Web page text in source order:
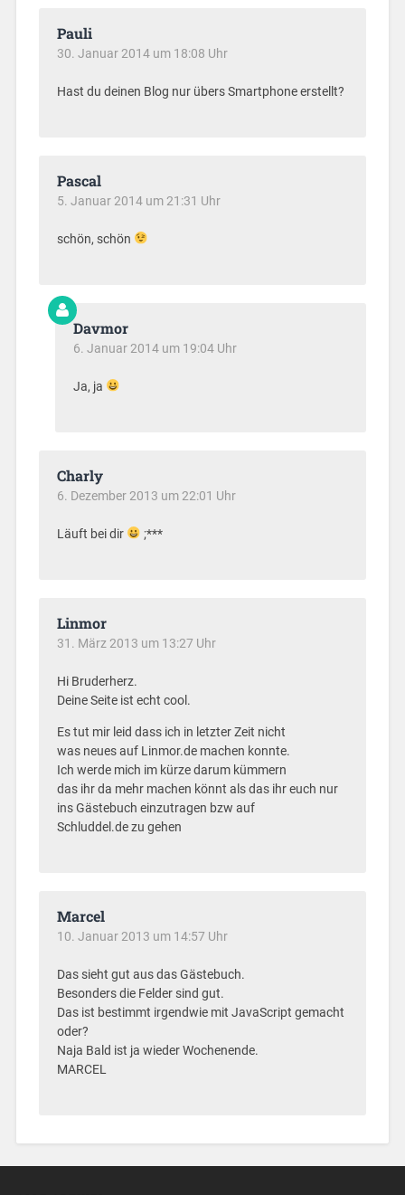
Pauli
30. Januar 2014 um 18:08 Uhr
Hast du deinen Blog nur übers Smartphone erstellt?
Pascal
5. Januar 2014 um 21:31 Uhr
schön, schön
Davmor
6. Januar 2014 um 19:04 Uhr
Ja, ja
Charly
6. Dezember 2013 um 22:01 Uhr
Läuft bei dir ;***
Linmor
31. März 2013 um 13:27 Uhr
Hi Bruderherz.
Deine Seite ist echt cool.
Es tut mir leid dass ich in letzter Zeit nicht
was neues auf Linmor.de machen konnte.
Ich werde mich im kürze darum kümmern
das ihr da mehr machen könnt als das ihr euch nur
ins Gästebuch einzutragen bzw auf
Schluddel.de zu gehen
Marcel
10. Januar 2013 um 14:57 Uhr
Das sieht gut aus das Gästebuch.
Besonders die Felder sind gut.
Das ist bestimmt irgendwie mit JavaScript gemacht
oder?
Naja Bald ist ja wieder Wochenende.
MARCEL